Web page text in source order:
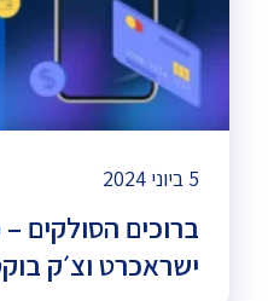
ברוכים הסולקים
ישראכרט וצ׳ק
5 ביוני 2024